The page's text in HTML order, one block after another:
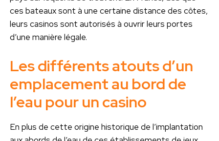
ces bateaux sont à une certaine distance des côtes,
leurs casinos sont autorisés à ouvrir leurs portes
d’une manière légale.
Les différents atouts d’un
emplacement au bord de
l’eau pour un casino
En plus de cette origine historique de l’implantation